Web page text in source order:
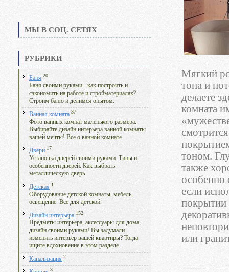
МЫ В СОЦ. СЕТЯХ
РУБРИКИ
Баня 20
Баня своими руками - как построить и
сэкономить на работе и стройматериалах?
Строим баню и делимся опытом.
Ванная комната 37
Фото ванных комнат маленького размера.
Выбирайте дизайн интерьера ванной комнаты
вашей мечты! Все о ванной комнате.
Двери 17
Установка дверей своими руками. Типы и
особенности дверей. Как выбрать
металлическую дверь.
Детская 1
Оборудование детской комнаты, мебель,
освещение. Все для детской.
Дизайн интерьера 152
Предметы интерьера, аксессуары для дома,
дизайн своими руками! Вы задумали
изменить интерьер вашей квартиры? Тогда
ищите вдохновение в этом разделе.
Канализация 2
3
Мягкий
тона и
делаете
комната
тоном.
также
особенно
если
покрытии
или